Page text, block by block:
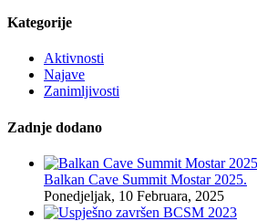
Kategorije
Aktivnosti
Najave
Zanimljivosti
Zadnje dodano
Balkan Cave Summit Mostar 2025.
Ponedjeljak, 10 Februara, 2025